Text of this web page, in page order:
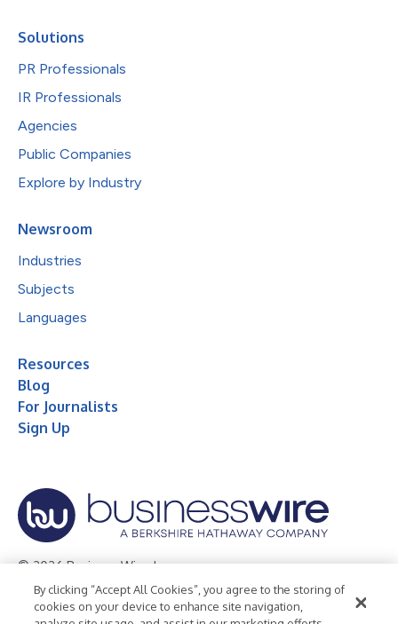
Solutions
PR Professionals
IR Professionals
Agencies
Public Companies
Explore by Industry
Newsroom
Industries
Subjects
Languages
Resources
Blog
For Journalists
Sign Up
© 2026 Business Wire, Inc.
Privacy Policy Cookie Policy
Accessibility Statement
By clicking “Accept All Cookies”, you agree to the storing of
cookies on your device to enhance site navigation,